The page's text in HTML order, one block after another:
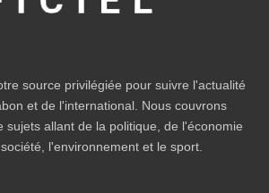
source privilégiée pour suivre l'actualité
et de l'international. Nous couvrons
sujets allant de la politique, de l'économie
l'environnement et le sport.